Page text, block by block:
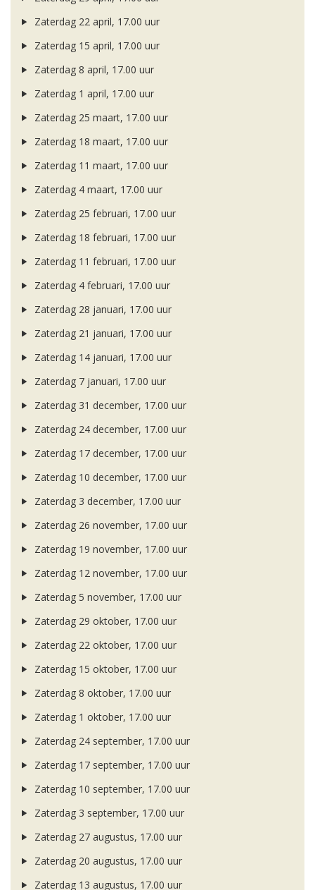
Zaterdag 22 april, 17.00 uur
Zaterdag 15 april, 17.00 uur
Zaterdag 8 april, 17.00 uur
Zaterdag 1 april, 17.00 uur
Zaterdag 25 maart, 17.00 uur
Zaterdag 18 maart, 17.00 uur
Zaterdag 11 maart, 17.00 uur
Zaterdag 4 maart, 17.00 uur
Zaterdag 25 februari, 17.00 uur
Zaterdag 18 februari, 17.00 uur
Zaterdag 11 februari, 17.00 uur
Zaterdag 4 februari, 17.00 uur
Zaterdag 28 januari, 17.00 uur
Zaterdag 21 januari, 17.00 uur
Zaterdag 14 januari, 17.00 uur
Zaterdag 7 januari, 17.00 uur
Zaterdag 31 december, 17.00 uur
Zaterdag 24 december, 17.00 uur
Zaterdag 17 december, 17.00 uur
Zaterdag 10 december, 17.00 uur
Zaterdag 3 december, 17.00 uur
Zaterdag 26 november, 17.00 uur
Zaterdag 19 november, 17.00 uur
Zaterdag 12 november, 17.00 uur
Zaterdag 5 november, 17.00 uur
Zaterdag 29 oktober, 17.00 uur
Zaterdag 22 oktober, 17.00 uur
Zaterdag 15 oktober, 17.00 uur
Zaterdag 8 oktober, 17.00 uur
Zaterdag 1 oktober, 17.00 uur
Zaterdag 24 september, 17.00 uur
Zaterdag 17 september, 17.00 uur
Zaterdag 10 september, 17.00 uur
Zaterdag 3 september, 17.00 uur
Zaterdag 27 augustus, 17.00 uur
Zaterdag 20 augustus, 17.00 uur
Zaterdag 13 augustus, 17.00 uur